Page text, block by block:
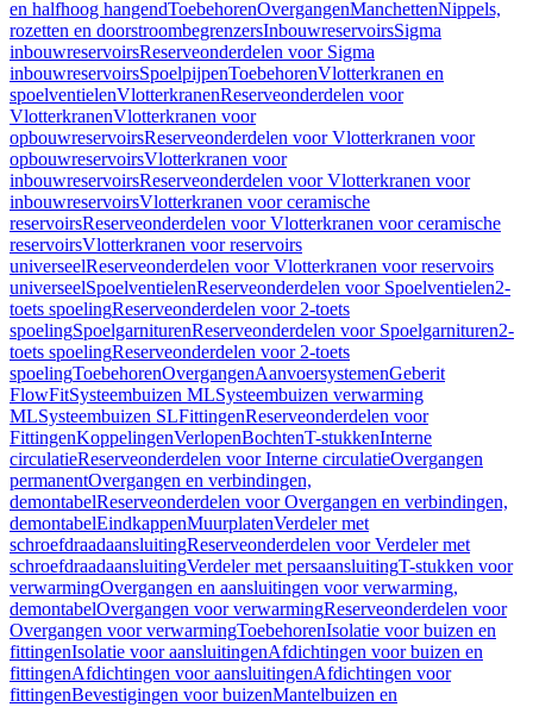
en halfhoog hangendToebehorenOvergangenManchettenNippels,
rozetten en doorstroombegrenzersInbouwreservoirsSigma
inbouwreservoirsReserveonderdelen voor Sigma
inbouwreservoirsSpoelpijpenToebehorenVlotterkranen en
spoelventielenVlotterkranenReserveonderdelen voor
VlotterkranenVlotterkranen voor
opbouwreservoirsReserveonderdelen voor Vlotterkranen voor
opbouwreservoirsVlotterkranen voor
inbouwreservoirsReserveonderdelen voor Vlotterkranen voor
inbouwreservoirsVlotterkranen voor ceramische
reservoirsReserveonderdelen voor Vlotterkranen voor ceramische
reservoirsVlotterkranen voor reservoirs
universeelReserveonderdelen voor Vlotterkranen voor reservoirs
universeelSpoelventielenReserveonderdelen voor Spoelventielen2-
toets spoelingReserveonderdelen voor 2-toets
spoelingSpoelgarniturenReserveonderdelen voor Spoelgarnituren2-
toets spoelingReserveonderdelen voor 2-toets
spoelingToebehorenOvergangenAanvoersystemenGeberit
FlowFitSysteembuizen MLSysteembuizen verwarming
MLSysteembuizen SLFittingenReserveonderdelen voor
FittingenKoppelingenVerlopenBochtenT-stukkenInterne
circulatieReserveonderdelen voor Interne circulatieOvergangen
permanentOvergangen en verbindingen,
demontabelReserveonderdelen voor Overgangen en verbindingen,
demontabelEindkappenMuurplatenVerdeler met
schroefdraadaansluitingReserveonderdelen voor Verdeler met
schroefdraadaansluitingVerdeler met persaansluitingT-stukken voor
verwarmingOvergangen en aansluitingen voor verwarming,
demontabelOvergangen voor verwarmingReserveonderdelen voor
Overgangen voor verwarmingToebehorenIsolatie voor buizen en
fittingenIsolatie voor aansluitingenAfdichtingen voor buizen en
fittingenAfdichtingen voor aansluitingenAfdichtingen voor
fittingenBevestigingen voor buizenMantelbuizen en